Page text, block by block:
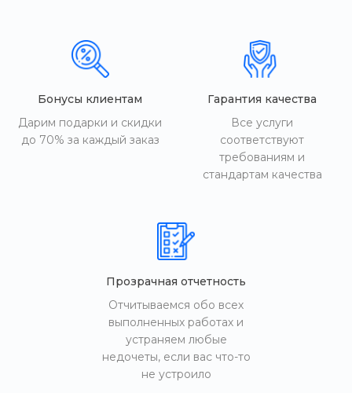
Бонусы клиентам
Дарим подарки и скидки
до 70% за каждый заказ
Гарантия качества
Все услуги
соответствуют
требованиям и
стандартам качества
Прозрачная отчетность
Отчитываемся обо всех
выполненных работах и
устраняем любые
недочеты, если вас что-то
не устроило